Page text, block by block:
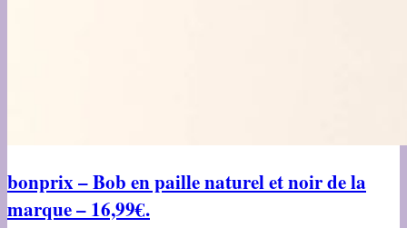
bonprix – Bob en paille naturel et noir de la
marque – 16,99€.